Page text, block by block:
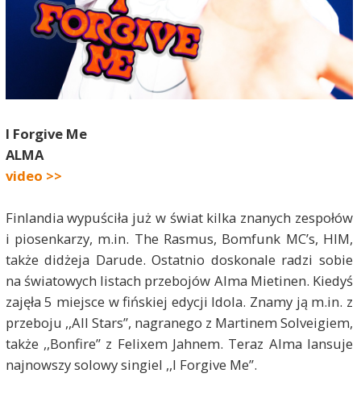
I Forgive Me
ALMA
video >>
Finlandia wypuściła już w świat kilka znanych zespołów
i piosenkarzy, m.in. The Rasmus, Bomfunk MC’s, HIM,
także didżeja Darude. Ostatnio doskonale radzi sobie
na światowych listach przebojów Alma Mietinen. Kiedyś
zajęła 5 miejsce w fińskiej edycji Idola. Znamy ją m.in. z
przeboju ,,All Stars”, nagranego z Martinem Solveigiem,
także ,,Bonfire” z Felixem Jahnem. Teraz Alma lansuje
najnowszy solowy singiel ,,I Forgive Me”.